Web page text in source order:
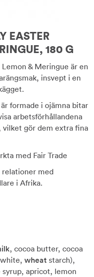
EASTER
180 G
& Meringue är en
insvept i en
formade i ojämna bitar
arbetsförhållandena
vilket gör dem extra fina
med Fair Trade
relationer med
i Afrika.
, cocoa butter, cocoa
white, wheat starch),
syrup, apricot, lemon